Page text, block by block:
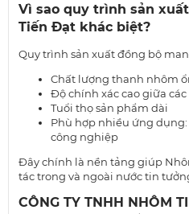
Vì sao quy trình sản
Tiến Đạt khác biệt?
Quy trình sản xuất đồng bộ
Chất lượng thanh nhôm
Độ chính xác cao giữa các
Tuổi thọ sản phẩm dài
Phù hợp nhiều ứng
công nghiệp
Đây chính là nền tảng giúp
tác trong và ngoài nước tin
CÔNG TY TNHH NHÔM